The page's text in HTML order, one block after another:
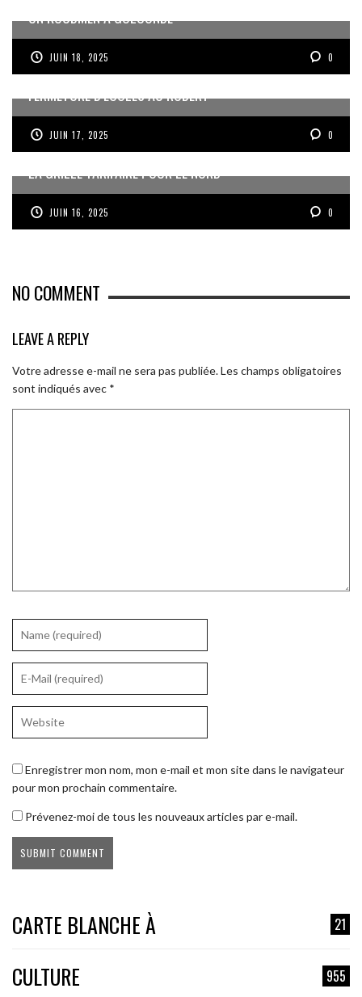
UN KOUDMEN À GOLCONDE
JUIN 18, 2025 0
FERMETURE D’ÉCOLES AU ROBERT
JUIN 17, 2025 0
LA GRILLE TARIFAIRE POUR LE NORD
JUIN 16, 2025 0
NO COMMENT
LEAVE A REPLY
Votre adresse e-mail ne sera pas publiée.Les champs obligatoires
sont indiqués avec *
Enregistrer mon nom, mon e-mail et mon site dans le navigateur
pour mon prochain commentaire.
Prévenez-moi de tous les nouveaux articles par e-mail.
CARTE BLANCHE À 21
CULTURE 955